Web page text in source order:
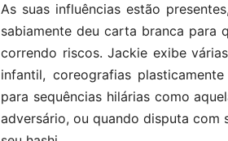
As suas influências estão
sabiamente deu carta branca para
correndo riscos. Jackie exibe
infantil, coreografias
para sequências hilárias como
adversário, ou quando disputa com